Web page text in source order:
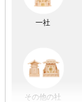
初盆セット
一社
その他の社